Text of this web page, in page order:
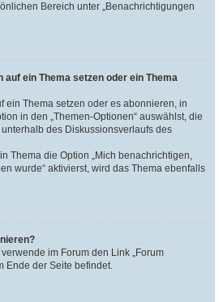
Bereich unter „Benachrichtigungen
auf ein Thema setzen oder ein Thema
ein Thema setzen oder es abonnieren, in
in den „Themen-Optionen“ auswählst, die
des Diskussionsverlaufs des
Thema die Option „Mich benachrichtigen,
wurde“ aktivierst, wird das Thema ebenfalls
im Forum den Link „Forum
Ende der Seite befindet.